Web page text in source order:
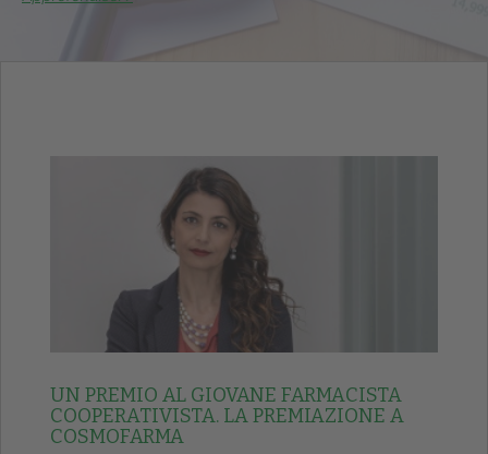
UN PREMIO AL GIOVANE FARMACISTA
COOPERATIVISTA. LA PREMIAZIONE A
COSMOFARMA